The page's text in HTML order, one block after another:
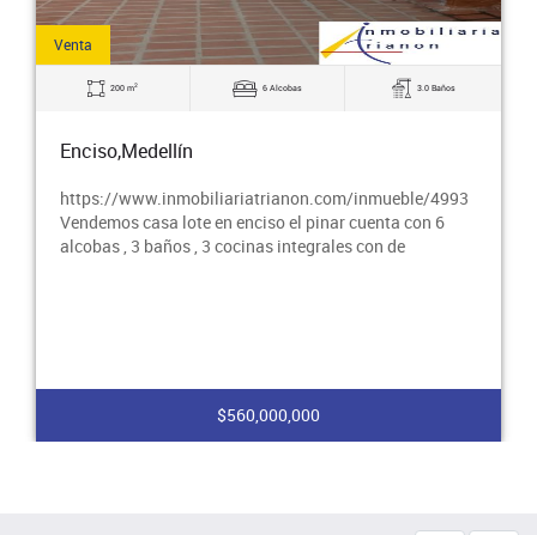
Venta
200 m2 6 Alcobas 3.0 Baños
Enciso,Medellín
https://www.inmobiliariatrianon.com/inmueble/4993
Vendemos casa lote en enciso el pinar cuenta con 6
alcobas , 3 baños , 3 cocinas integrales con de
$560,000,000